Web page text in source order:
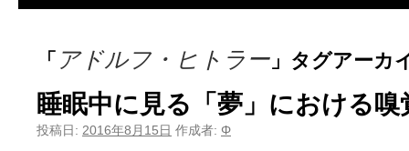
「 アドルフ・ヒトラー 」タグアーカ
睡眠中に見る「夢」における嗅
投稿日: 2016年8月15日 作成者: Φ